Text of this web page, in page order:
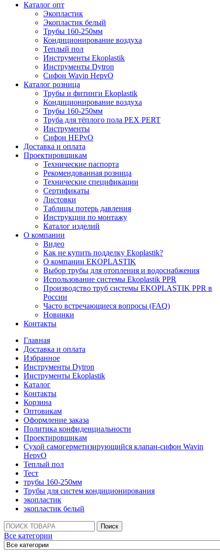
Каталог опт
Экопластик
Экопластик белый
Трубы 160-250мм
Кондиционирование воздуха
Теплый пол
Инструменты Ekoplastik
Инструменты Dytron
Сифон Wavin HepvO
Каталог розница
Трубы и фитинги Ekoplastik
Кондиционирование воздуха
Трубы 160-250мм
Труба для тёплого пола PEX PERT
Инструменты
Сифон HEPvO
Доставка и оплата
Проектировщикам
Технические паспорта
Рекомендованная розница
Технические спецификации
Сертификаты
Листовки
Таблицы потерь давления
Инструкции по монтажу
Каталог изделий
О компании
Видео
Как не купить подделку Ekoplastik?
О компании EKOPLASTIK
Выбор трубы для отопления и водоснабжения
Использование системы Ekoplastik PPR
Производство труб системы EKOPLASTIK PPR в
России
Часто встречающиеся вопросы (FAQ)
Новинки
Контакты
Главная
Доставка и оплата
Избранное
Инструменты Dytron
Инструменты Ekoplastik
Каталог
Контакты
Корзина
Оптовикам
Оформление заказа
Политика конфиденциальности
Проектировщикам
Сухой самогерметизирующийся клапан-сифон Wavin
HepvO
Теплый пол
Тест
трубы 160-250мм
Трубы для систем кондиционирования
экопластик
экопластик белый
Поиск:
Поиск
Все категории